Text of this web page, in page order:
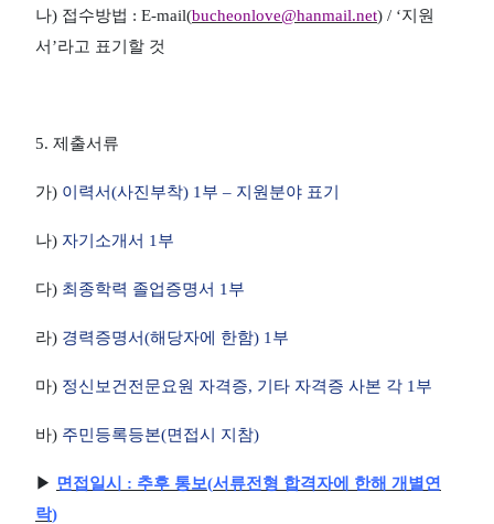
나) 접수방법 : E-mail(bucheonlove@hanmail.net) / ‘지원
서’라고 표기할 것
5. 제출서류
가) 이력서(사진부착) 1 부 – 지원분야 표기
나) 자기소개서 1 부
다) 최종학력 졸업증명서 1 부
라) 경력증명서(해당자에 한함) 1 부
마) 정신보건전문요원 자격증, 기타 자격증 사본 각 1 부
바) 주민등록등본(면접시 지참)
▶ 면접일시 : 추후 통보(서류전형 합격자에 한해 개별연
락)